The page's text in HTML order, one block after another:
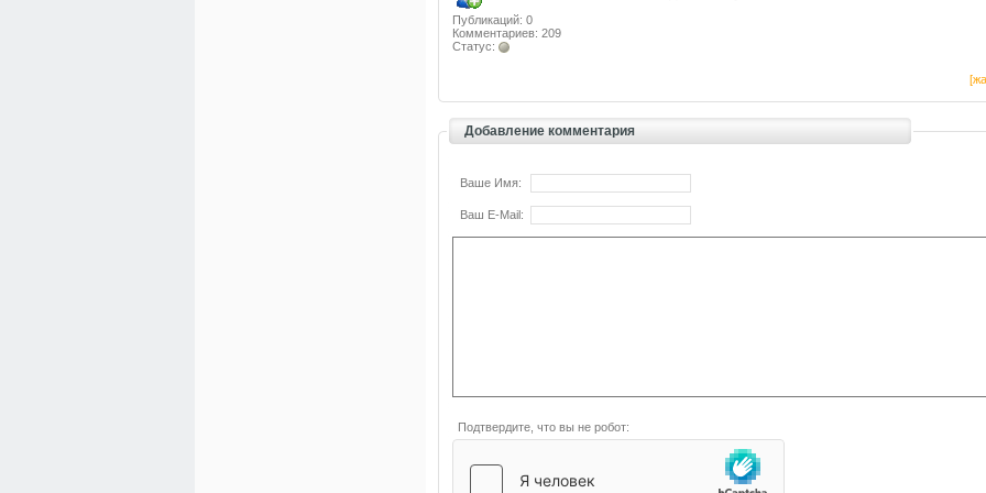
Публикаций: 0
Комментариев: 209
Статус:
Добавление комментария
Ваше Имя:
Ваш E-Mail:
Подтвердите, что вы не робот: